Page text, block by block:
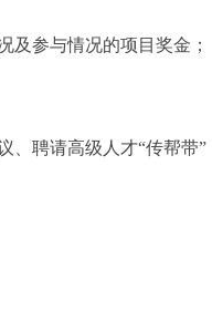
及参与情况的项目奖金；
、聘请高级人才“传帮带